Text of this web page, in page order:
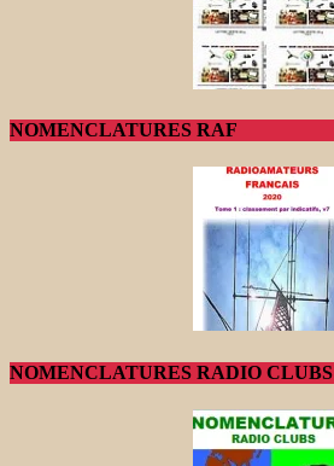
NOMENCLATURES RAF
NOMENCLATURES RADIO CLUBS